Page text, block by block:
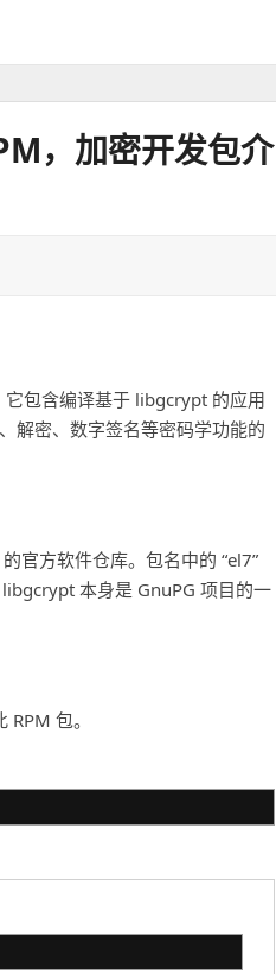
，加密开发包介
包含编译基于 libgcrypt 的应用
解密、数字签名等密码学功能的
官方软件仓库。包名中的 “el7”
本身是 GnuPG 项目的一
包。